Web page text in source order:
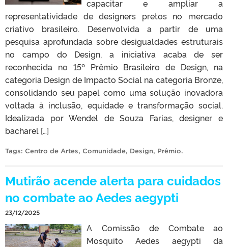
capacitar e ampliar a
representatividade de designers pretos no mercado
criativo brasileiro. Desenvolvida a partir de uma
pesquisa aprofundada sobre desigualdades estruturais
no campo do Design, a iniciativa acaba de ser
reconhecida no 15º Prêmio Brasileiro de Design, na
categoria Design de Impacto Social na categoria Bronze,
consolidando seu papel como uma solução inovadora
voltada à inclusão, equidade e transformação social.
Idealizada por Wendel de Souza Farias, designer e
bacharel […]
Tags: Centro de Artes, Comunidade, Design, Prêmio.
Mutirão acende alerta para cuidados
no combate ao Aedes aegypti
23/12/2025
A Comissão de Combate ao
Mosquito Aedes aegypti da